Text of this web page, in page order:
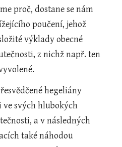
proč, dostane se nám
poučení, jehož
výklady obecné
z nichž např. ten
hegeliány
ve svých hlubokých
a v následných
také náhodou